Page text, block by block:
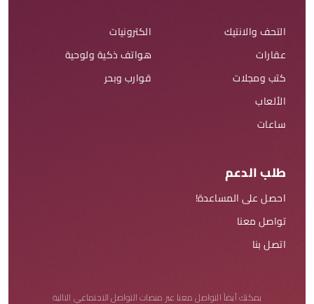
التحف والانتيك
عقارات
كتب ومجلات
الألعاب
ساعات
الكترونيات
هواتف ذكية ولوحية
قوارب وبحر
طلب الدعم
احصل على المساعدة!
تواصل معنا
اتصل بنا
يمكنك أيضاً التواصل معنا عبر منصات التواصل الاجتماعي التالية